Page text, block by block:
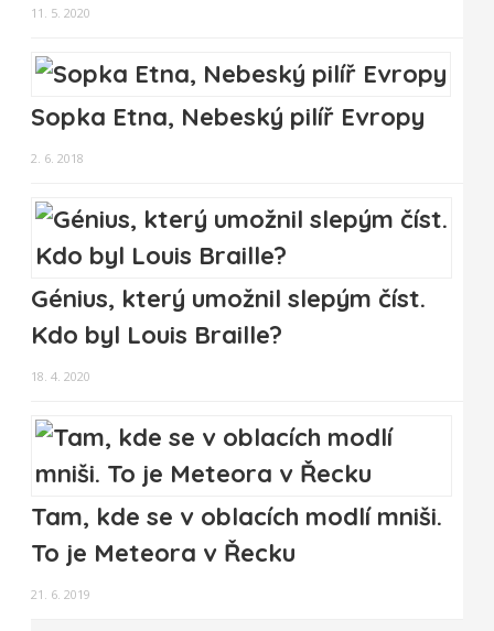
11. 5. 2020
Sopka Etna, Nebeský pilíř Evropy
2. 6. 2018
Génius, který umožnil slepým číst.
Kdo byl Louis Braille?
18. 4. 2020
Tam, kde se v oblacích modlí mniši.
To je Meteora v Řecku
21. 6. 2019